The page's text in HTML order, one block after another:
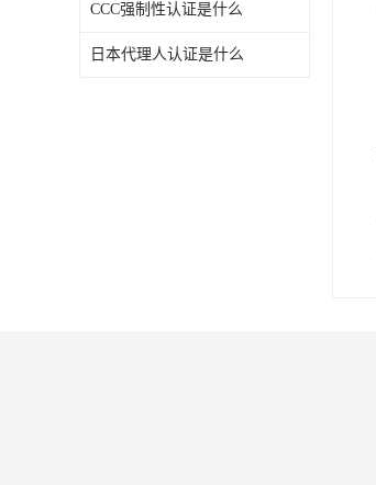
CCC强制性认证是什么
日本代理人认证是什么